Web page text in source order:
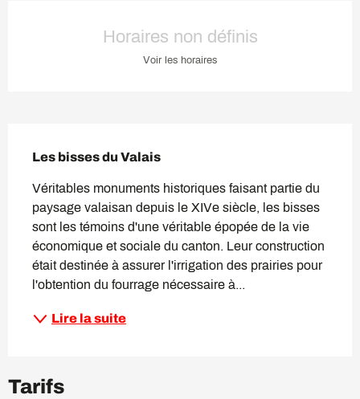
Horaires non définis
Voir les horaires
Les bisses du Valais
Véritables monuments historiques faisant partie du
paysage valaisan depuis le XIVe siècle, les bisses
sont les témoins d'une véritable épopée de la vie
économique et sociale du canton. Leur construction
était destinée à assurer l'irrigation des prairies pour
l'obtention du fourrage nécessaire à...
Lire la suite
Tarifs